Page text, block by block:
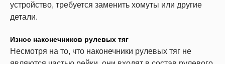
устройство, требуется заменить хомуты или другие
детали.
Износ наконечников рулевых тяг
Несмотря на то, что наконечники рулевых тяг не